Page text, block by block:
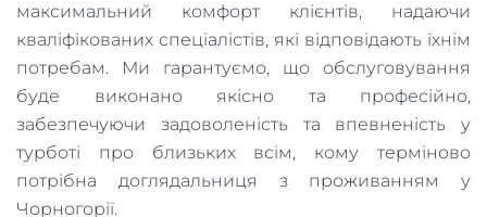
максимальний комфорт клієнтів, надаючи
кваліфікованих спеціалістів, які відповідають їхнім
потребам. Ми гарантуємо, що обслуговування
буде виконано якісно та професійно,
забезпечуючи задоволеність та впевненість у
турботі про близьких всім, кому терміново
потрібна доглядальниця з проживанням у
Чорногорії.